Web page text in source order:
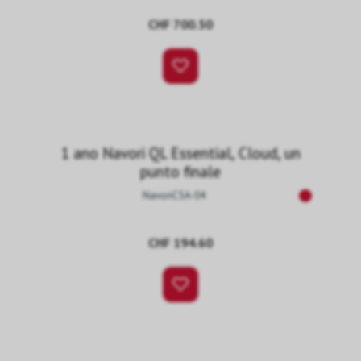
CHF 700.50
1 ano Navori QL Essential, Cloud, un
punto finale
NavoriCSA-04
CHF 194.60